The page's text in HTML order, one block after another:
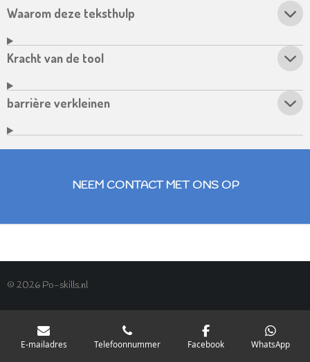
Waarom deze teksthulp
Kracht van de tool
barrière verkleinen
NEEM CONTACT MET ONS OP
© 2026 Po-skills.nl
E-mailadres Telefoonnummer Facebook WhatsApp